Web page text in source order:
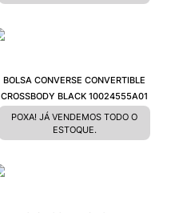
BOLSA CONVERSE CONVERTIBLE
CROSSBODY BLACK 10024555A01
POXA! JÁ VENDEMOS TODO O
ESTOQUE.